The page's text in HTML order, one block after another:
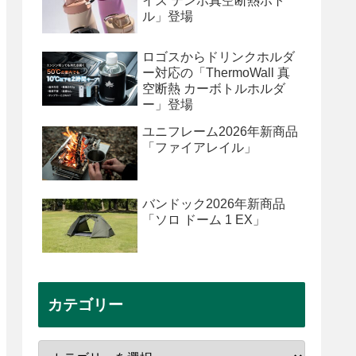
ル」登場
ロゴスからドリンクホルダ
ー対応の「ThermoWall 真
空断熱 カーボトルホルダ
ー」登場
ユニフレーム2026年新商品
「ファイアレイル」
バンドック2026年新商品
「ソロ ドーム 1 EX」
カテゴリー